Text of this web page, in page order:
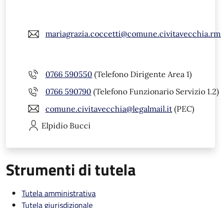
0766 590550 (Telefono Dirigente Area 1)
0766 590790 (Telefono Funzionario Servizio 1.2)
comune.civitavecchia@legalmail.it (PEC)
Elpidio Bucci
Strumenti di tutela
Tutela amministrativa
Tutela giurisdizionale